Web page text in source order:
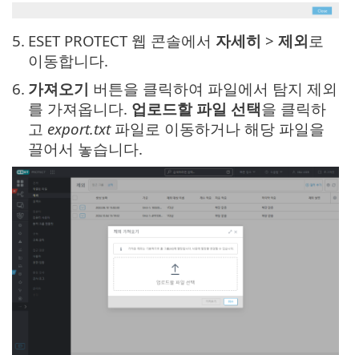
5. ESET PROTECT 웹 콘솔에서 자세히 > 제외 로
이동합니다.
6. 가져오기 버튼을 클릭하여 파일에서 탐지 제외
를 가져옵니다. 업로드할 파일 선택을 클릭하
고 export.txt파일로 이동하거나 해당 파일을
끌어서 놓습니다.